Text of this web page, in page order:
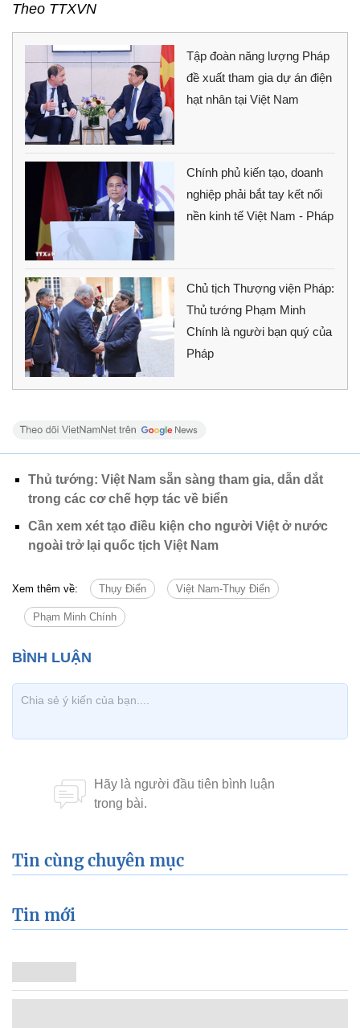
Theo TTXVN
Tập đoàn năng lượng Pháp
đề xuất tham gia dự án điện
hạt nhân tại Việt Nam
Chính phủ kiến tạo, doanh
nghiệp phải bắt tay kết nối
nền kinh tế Việt Nam - Pháp
Chủ tịch Thượng viện Pháp:
Thủ tướng Phạm Minh
Chính là người bạn quý của
Pháp
Thủ tướng: Việt Nam sẵn sàng tham gia, dẫn dắt
trong các cơ chế hợp tác về biển
Cần xem xét tạo điều kiện cho người Việt ở nước
ngoài trở lại quốc tịch Việt Nam
Xem thêm về: Thụy Điển Việt Nam-Thụy Điển
Phạm Minh Chính
Tin cùng chuyên mục
Tin mới